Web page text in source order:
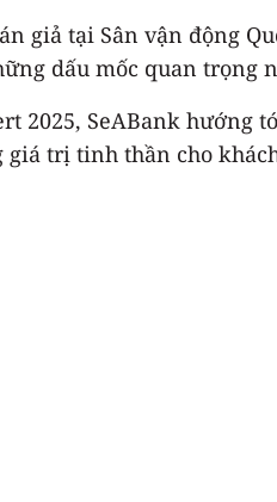
giả tại Sân vận động
dấu mốc quan trọng
2025, SeABank
trị tinh thần cho